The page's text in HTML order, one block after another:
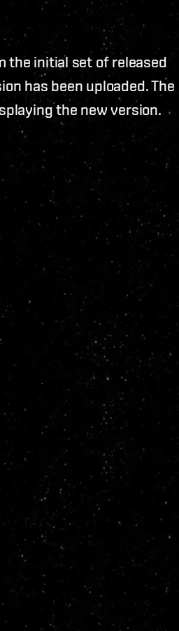
the initial set of released
has been uploaded. The
the new version.